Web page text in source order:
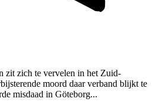
zit zich te vervelen in het Zuid-
moord daar verband blijkt te
misdaad in Göteborg...